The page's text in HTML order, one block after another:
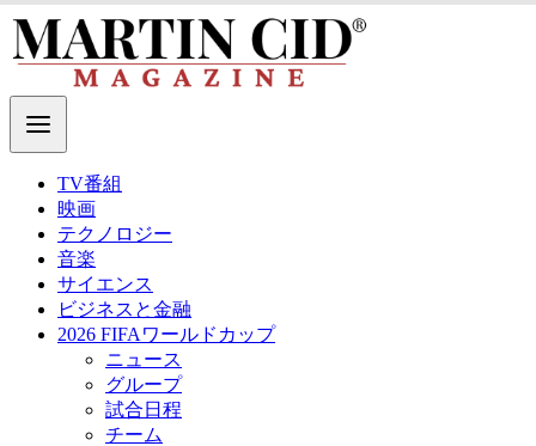
TV番組
映画
テクノロジー
音楽
サイエンス
ビジネスと金融
2026 FIFAワールドカップ
ニュース
グループ
試合日程
チーム